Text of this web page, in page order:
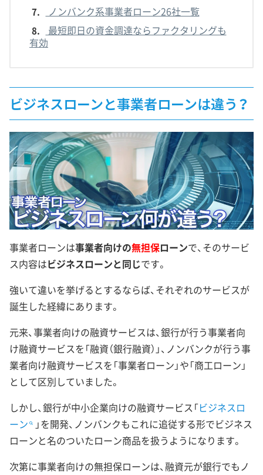
7. ノンバンク系事業者ローン26社一覧
8.
最短即日の資金調達ならファクタリングも
有効
ビジネスローンと事業者ローンは違う？
事業者ローンは事業者向けの無担保ローンで、そのサービ
ス内容はビジネスローンと同じです。
強いて違いを挙げるとするならば、それぞれのサービスが
誕生した経緯にあります。
元来、事業者向けの融資サービスは、銀行が行う事業者向
け融資サービスを「融資（銀行融資）」、ノンバンクが行う事
業者向け融資サービスを「事業者ローン」や「商工ローン」
として区別していました。
しかし、銀行が中小企業向けの融資サービス「ビジネスロ
ーン
」を開発、ノンバンクもこれに追従する形でビジネス
ローンと名のついたローン商品を扱うようになります。
次第に事業者向けの無担保ローンは、融資元が銀行でもノ